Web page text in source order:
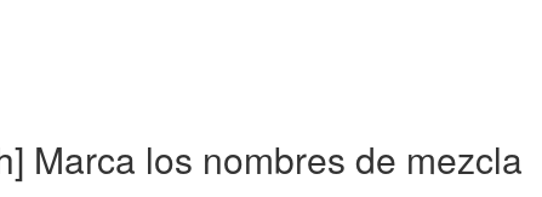
Marca los nombres de mezcla